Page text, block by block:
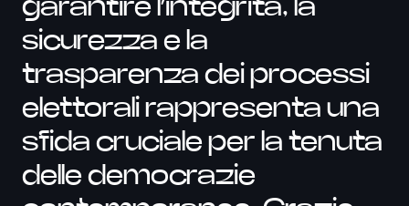
garantire l’integrità, la
sicurezza e la
trasparenza dei processi
elettorali rappresenta una
sfida cruciale per la tenuta
delle democrazie